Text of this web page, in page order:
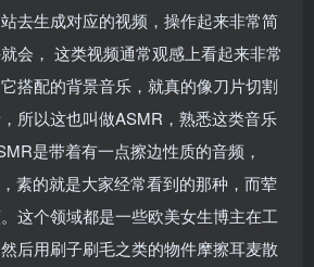
去生成对应的视频，操作起来非常简
会， 这类视频通常观感上看起来非常
搭配的背景音乐，就真的像刀片切割
所以这也叫做ASMR，熟悉这类音乐
是带着有一点擦边性质的音频，
素的就是大家经常看到的那种，而荤
这个领域都是一些欧美女生博主在工
后用刷子刷毛之类的物件摩擦耳麦散